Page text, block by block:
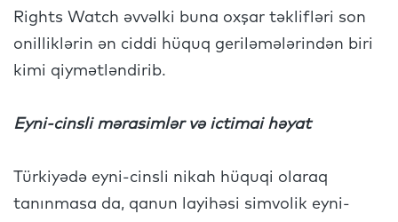
Rights Watch əvvəlki buna oxşar təklifləri son
onilliklərin ən ciddi hüquq geriləmələrindən biri
kimi qiymətləndirib.
Eyni-cinsli mərasimlər və ictimai həyat
Türkiyədə eyni-cinsli nikah hüquqi olaraq
tanınmasa da, qanun layihəsi simvolik eyni-